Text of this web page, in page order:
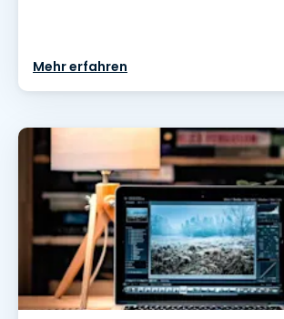
Mehr erfahren